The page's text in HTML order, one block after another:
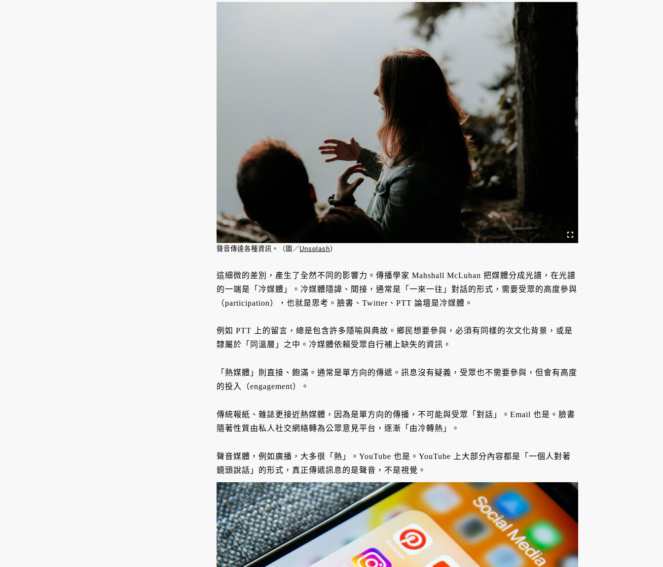
聲音傳達各種資訊。（圖／Unsplash）
這細微的差別，產生了全然不同的影響力。傳播學家 Mahshall McLuhan 把媒體分成光譜，在光譜
的一端是「冷媒體」。冷媒體隱諱、間接，通常是「一來一往」對話的形式，需要受眾的高度參與
（participation），也就是思考。臉書、Twitter、PTT 論壇是冷媒體。
例如 PTT 上的留言，總是包含許多隱喻與典故。鄉民想要參與，必須有同樣的次文化背景，或是
隸屬於「同溫層」之中。冷媒體依賴受眾自行補上缺失的資訊。
「熱媒體」則直接、飽滿。通常是單方向的傳遞。訊息沒有疑義，受眾也不需要參與，但會有高度
的投入（engagement）。
傳統報紙、雜誌更接近熱媒體，因為是單方向的傳播，不可能與受眾「對話」。Email 也是。臉書
隨著性質由私人社交網絡轉為公眾意見平台，逐漸「由冷轉熱」。
聲音媒體，例如廣播，大多很「熱」。YouTube 也是。YouTube 上大部分內容都是「一個人對著
鏡頭說話」的形式，真正傳遞訊息的是聲音，不是視覺。